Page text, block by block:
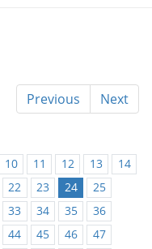
Previous Next
10 11 12 13
14
22 23 24
25
33 34 35
36
44 45 46
47